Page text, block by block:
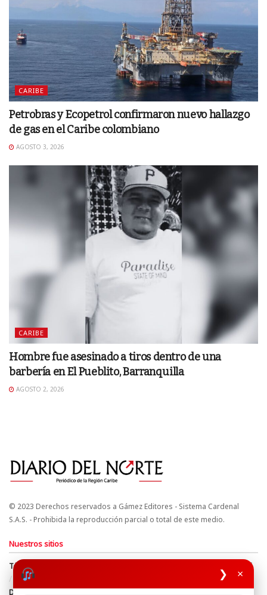
❯ ×
CARIBE
Petrobras y Ecopetrol confirmaron nuevo hallazgo
de gas en el Caribe colombiano
AGOSTO 3, 2026
CARIBE
Hombre fue asesinado a tiros dentro de una
barbería en El Pueblito, Barranquilla
AGOSTO 2, 2026
© 2023 Derechos reservados a Gámez Editores - Sistema Cardenal
S.A.S. - Prohibida la reproducción parcial o total de este medio.
Nuestros sitios
Términos y Condiciones
Derechos de Autor y Propiedad Intelectual
Política de uso de cookies
Política de Tratamiento de Datos
Directrices Editoriales